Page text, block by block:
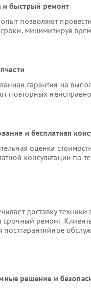
и быстрый ремонт
позволяют провести
минимизируя
гарантия на
повторных
и бесплатная
оценка
консультации по
доставку
ремонт.
постгарантийное
решение и